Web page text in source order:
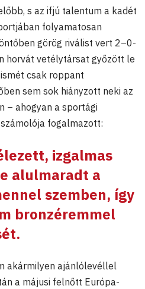
s az ifjú talentum a kadét
folyamatosan
görög riválist vert 2–0-
horvát vetélytársat győzött le
csak roppant
sem sok hiányzott neki az
– ahogyan a sportági
fogalmazott:
izgalmas
alulmaradt a
szemben, így
bronzéremmel
akármilyen ajánlólevéllel
a májusi felnőtt Európa-